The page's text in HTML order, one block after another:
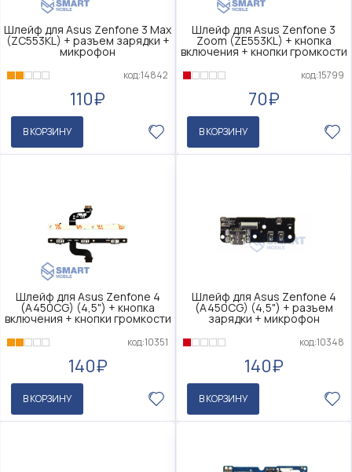
Шлейф для Asus Zenfone 3 Max
(ZC553KL) + разъем зарядки +
микрофон
код:14842
110₽
В КОРЗИНУ
Шлейф для Asus Zenfone 3
Zoom (ZE553KL) + кнопка
включения + кнопки громкости
код:15799
70₽
В КОРЗИНУ
Шлейф для Asus Zenfone 4
(A450CG) (4,5") + кнопка
включения + кнопки громкости
код:10351
140₽
В КОРЗИНУ
Шлейф для Asus Zenfone 4
(A450CG) (4,5") + разъем
зарядки + микрофон
код:10348
140₽
В КОРЗИНУ